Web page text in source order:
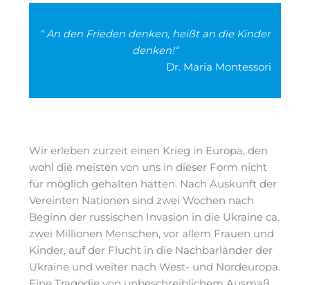
“ An den Frieden denken, heißt an die Kinder
denken!“
Dr. Maria Montessori
Wir erleben zurzeit einen Krieg in Europa, den
wohl die meisten von uns in dieser Form nicht
für möglich gehalten hätten. Nach Auskunft der
Vereinten Nationen sind zwei Wochen nach
Beginn der russischen Invasion in die Ukraine ca.
zwei Millionen Menschen, vor allem Frauen und
Kinder, auf der Flucht in die Nachbarländer der
Ukraine und weiter nach West- und Nordeuropa.